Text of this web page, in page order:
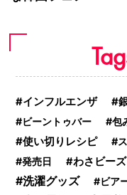
インフルエンザ
ビーントゥバー
包
使い切りレシピ
発売日 わさビーズ
洗濯グッズ ビア